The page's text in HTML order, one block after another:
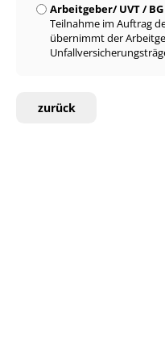
Arbeitgeber/ UVT / BG
Teilnahme im Auftrag
übernimmt der
zurück